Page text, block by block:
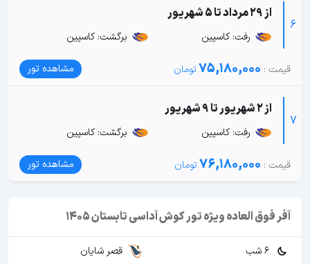
6
از 29 مرداد تا 5 شهریور
رفت: کاسپین برگشت: کاسپین
75,180,000 مشاهده تور
7
از 2 شهریور تا 9 شهریور
رفت: کاسپین برگشت: کاسپین
76,180,000 مشاهده تور
آفر فوق العاده ویژه تور کوش آداسی تابستان 1405
6 شب
قصر شایان